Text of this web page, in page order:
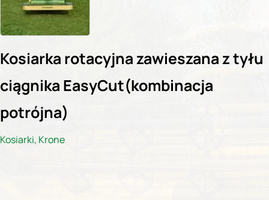
Kosiarka rotacyjna zawieszana z tyłu
ciągnika EasyCut(kombinacja
potrójna)
Kosiarki, Krone